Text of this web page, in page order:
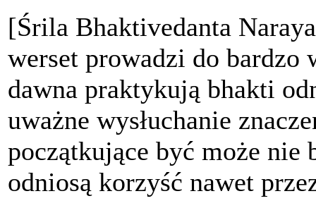
[Śrila Bhaktivedanta
werset prowadzi do bardzo
dawna praktykują bhakti
uważne wysłuchanie
początkujące być może nie
odniosą korzyść nawet